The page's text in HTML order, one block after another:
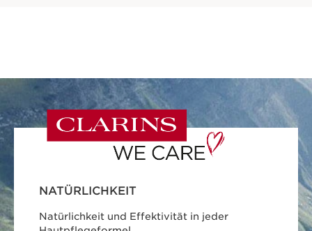
NATÜRLICHKEIT
Natürlichkeit und Effektivität in jeder